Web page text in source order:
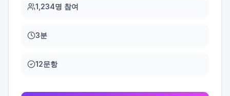
1,234명 참여
3분
12문항